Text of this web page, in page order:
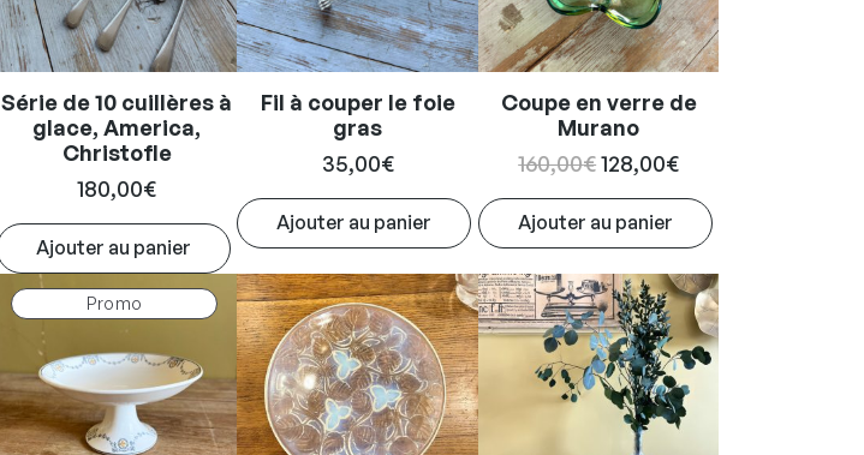
Série de 10 cuillères à
glace, America,
Christofle
180,00€
Ajouter au panier
Fil à couper le foie
gras
35,00€
Ajouter au panier
Coupe en verre de
Murano
160,00€Le
prix
initial
160,00€.
128,00€Le
prix
actuel
128,00€.
Ajouter au panier
Promo
en